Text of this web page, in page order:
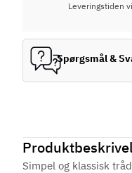
Simpel og klassisk
Leveringstiden
Spørgsmål &